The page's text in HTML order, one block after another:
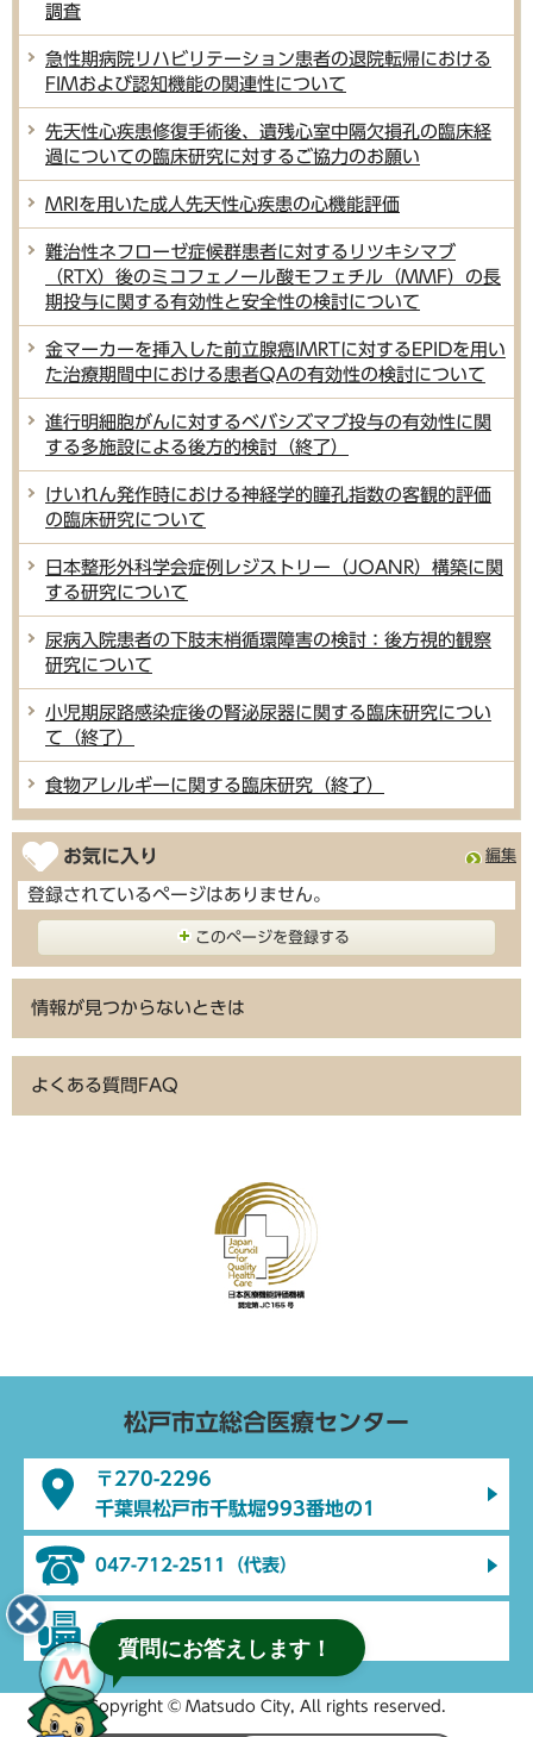
調査
急性期病院リハビリテーション患者の退院転帰における
FIMおよび認知機能の関連性について
先天性心疾患修復手術後、遺残心室中隔欠損孔の臨床経
過についての臨床研究に対するご協力のお願い
MRIを用いた成人先天性心疾患の心機能評価
難治性ネフローゼ症候群患者に対するリツキシマブ
（RTX）後のミコフェノール酸モフェチル（MMF）の長
期投与に関する有効性と安全性の検討について
金マーカーを挿入した前立腺癌IMRTに対するEPIDを用い
た治療期間中における患者QAの有効性の検討について
進行明細胞がんに対するベバシズマブ投与の有効性に関
する多施設による後方的検討（終了）
けいれん発作時における神経学的瞳孔指数の客観的評価
の臨床研究について
日本整形外科学会症例レジストリー（JOANR）構築に関
する研究について
尿病入院患者の下肢末梢循環障害の検討：後方視的観察
研究について
小児期尿路感染症後の腎泌尿器に関する臨床研究につい
て（終了）
食物アレルギーに関する臨床研究（終了）
お気に入り 編集
登録されているページはありません。
このページを登録する
情報が見つからないときは
よくある質問FAQ
松戸市立総合医療センター
〒270-2296
千葉県松戸市千駄堀993番地の1
047-712-2511（代表）
047-712-2512（代表）
Copyright © Matsudo City, All rights reserved.
質問にお答えします！